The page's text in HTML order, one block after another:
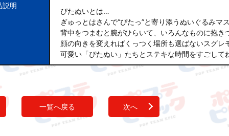
説明
ぴたぬいとは…
ぎゅっとはさんで“ぴたっ”と寄り添うぬいぐるみマ
背中をつまむと腕がひらいて、いろんなものに抱き
顔の向きを変えればくっつく場所も選ばないスグレ
可愛い「ぴたぬい」たちとステキな時間をすごし
一覧へ戻る 次へ